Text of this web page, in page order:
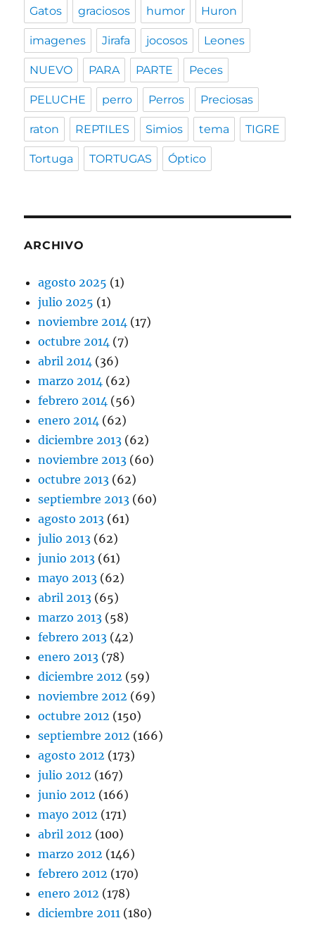
Gatos graciosos humor Huron
imagenes Jirafa jocosos Leones
NUEVO PARA PARTE Peces
PELUCHE perro Perros Preciosas
raton REPTILES Simios tema TIGRE
Tortuga TORTUGAS Óptico
ARCHIVO
agosto 2025 (1)
julio 2025 (1)
noviembre 2014 (17)
octubre 2014 (7)
abril 2014 (36)
marzo 2014 (62)
febrero 2014 (56)
enero 2014 (62)
diciembre 2013 (62)
noviembre 2013 (60)
octubre 2013 (62)
septiembre 2013 (60)
agosto 2013 (61)
julio 2013 (62)
junio 2013 (61)
mayo 2013 (62)
abril 2013 (65)
marzo 2013 (58)
febrero 2013 (42)
enero 2013 (78)
diciembre 2012 (59)
noviembre 2012 (69)
octubre 2012 (150)
septiembre 2012 (166)
agosto 2012 (173)
julio 2012 (167)
junio 2012 (166)
mayo 2012 (171)
abril 2012 (100)
marzo 2012 (146)
febrero 2012 (170)
enero 2012 (178)
diciembre 2011 (180)